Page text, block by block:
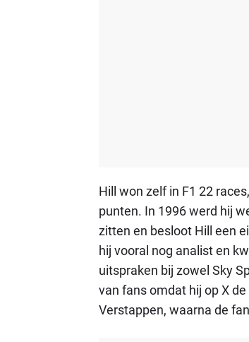
Hill won zelf in F1 22
punten. In 1996 werd hij
zitten en besloot Hill een
hij vooral nog analist en
uitspraken bij zowel Sky
van fans omdat hij op X
Verstappen, waarna de